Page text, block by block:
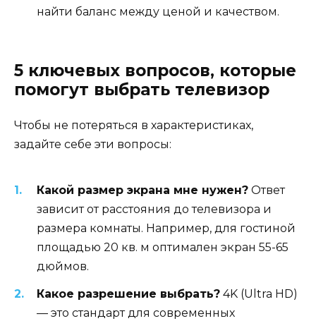
найти баланс между ценой и качеством.
5 ключевых вопросов, которые
помогут выбрать телевизор
Чтобы не потеряться в характеристиках,
задайте себе эти вопросы:
Какой размер экрана мне нужен? Ответ
зависит от расстояния до телевизора и
размера комнаты. Например, для гостиной
площадью 20 кв. м оптимален экран 55-65
дюймов.
Какое разрешение выбрать? 4K (Ultra HD)
— это стандарт для современных